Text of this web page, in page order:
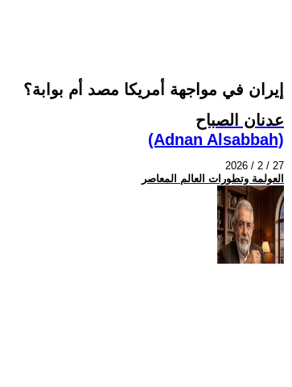
إيران في مواجهة أمريكا مصد أم بوابة؟
عدنان الصباح
(Adnan Alsabbah)
2026 / 2 / 27
العولمة وتطورات العالم المعاصر